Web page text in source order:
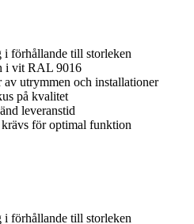
förhållande till storleken
i vit RAL 9016
utrymmen och installationer
på kvalitet
leveranstid
för optimal funktion
förhållande till storleken